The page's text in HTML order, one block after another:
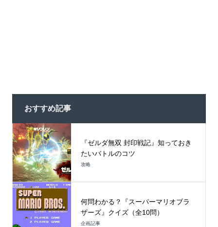
おすすめ記事
『ゼルダ無双 封印戦記』知っておき
たいバトルのコツ
攻略
何問わかる？『スーパーマリオブラ
ザーズ』クイズ（全10問）
企画記事